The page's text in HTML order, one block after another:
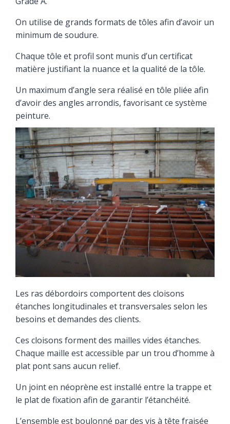
On utilise de grands formats de tôles afin d’avoir un
minimum de soudure.
Chaque tôle et profil sont munis d’un certificat
matière justifiant la nuance et la qualité de la tôle.
Un maximum d’angle sera réalisé en tôle pliée afin
d’avoir des angles arrondis, favorisant ce système
peinture.
Les ras débordoirs comportent des cloisons
étanches longitudinales et transversales selon les
besoins et demandes des clients.
Ces cloisons forment des mailles vides étanches.
Chaque maille est accessible par un trou d’homme à
plat pont sans aucun relief.
Un joint en néoprène est installé entre la trappe et
le plat de fixation afin de garantir l’étanchéité.
L’ensemble est boulonné par des vis à tête fraisée